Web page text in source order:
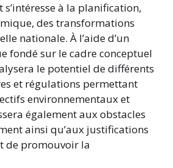
à la planification,
des transformations
nationale. À l’aide d’un
fondé sur le cadre conceptuel
le potentiel de différents
et régulations permettant
environnementaux et
également aux obstacles
ainsi qu’aux justifications
de promouvoir la